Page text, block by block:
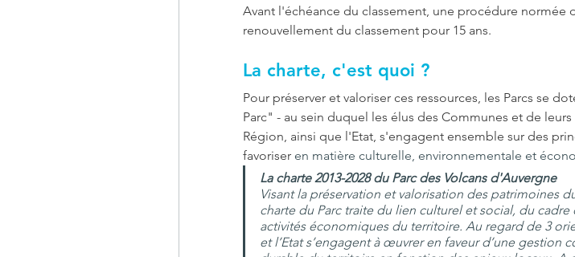
Avant l'échéance du classement, une procédure
renouvellement du classement pour 15 ans.
La charte, c'est quoi ?
Pour préserver et valoriser ces ressources, les Parcs se
Parc" - au sein duquel les élus des Communes et de
Région, ainsi que l'Etat, s'engagent ensemble sur des
favoriser en matière culturelle, environnementale et
La charte 2013-2028 du Parc des Volcans d'Auvergne
Visant la préservation et valorisation des patrimoines
charte du Parc traite du lien culturel et social, du cadre
activités économiques du territoire. Au regard de 3
et l’Etat s’engagent à œuvrer en faveur d’une gestion